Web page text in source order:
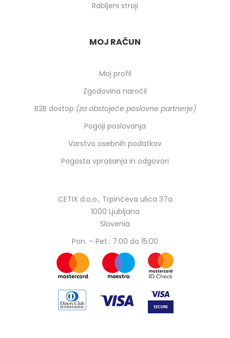
Rabljeni stroji
MOJ RAČUN
Moj profil
Zgodovina naročil
B2B dostop (za obstoječe poslovne partnerje)
Pogoji poslovanja
Varstvo osebnih podatkov
Pogosta vprašanja in odgovori
CETIX d.o.o., Trpinčeva ulica 37a
1000 Ljubljana
Slovenia
Pon. – Pet.: 7:00 do 15:00